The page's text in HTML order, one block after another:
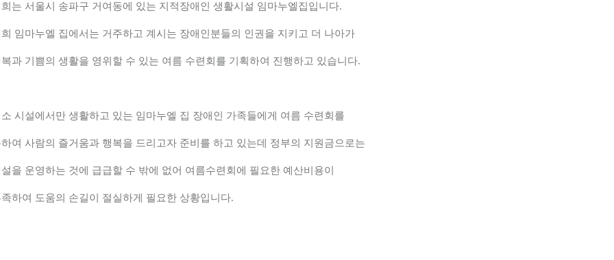
희는 서울시 송파구 거여동에 있는 지적장애인 생활시설 임마누엘집입니다.
희 임마누엘 집에서는 거주하고 계시는 장애인분들의 인권을 지키고 더 나아가
복과 기쁨의 생활을 영위할 수 있는 여름 수련회를 기획하여 진행하고 있습니다.
소 시설에서만 생활하고 있는 임마누엘 집 장애인 가족들에게 여름 수련회를
하여 사람의 즐거움과 행복을 드리고자 준비를 하고 있는데 정부의 지원금으로는
을 운영하는 것에 급급할 수 밖에 없어 여름수련회에 필요한 예산비용이
족하여 도움의 손길이 절실하게 필요한 상황입니다.